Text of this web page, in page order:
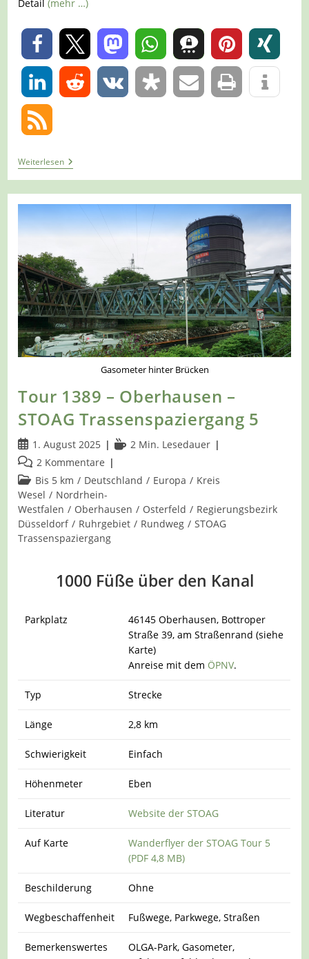
Detail(mehr …)
0
0
WeiterlesenTour
1391
–
Oberhausen
–
STOAG
Trassenspaziergang
Gasometer hinter Brücken
Tour 1389 – Oberhausen –
STOAG Trassenspaziergang 5
Beitrag
veröffentlicht:
1. August 2025 Lesedauer:
2 Min. Lesedauer
Beitrags-
Kommentare:
2 Kommentare
Beitrags-
Kategorie:
Bis 5 km / Deutschland / Europa / Kreis
Wesel / Nordrhein-
Westfalen / Oberhausen / Osterfeld / Regierungsbezirk
Düsseldorf / Ruhrgebiet / Rundweg / STOAG
Trassenspaziergang
1000 Füße über den Kanal
Parkplatz
46145 Oberhausen, Bottroper
Straße 39, am Straßenrand (siehe
Karte)
Anreise mit dem ÖPNV.
Typ Strecke
Länge 2,8 km
Schwierigkeit Einfach
Höhenmeter Eben
Literatur Website der STOAG
Auf Karte
Wanderflyer der STOAG Tour 5
(PDF 4,8 MB)
Beschilderung Ohne
Wegbeschaffenheit Fußwege, Parkwege, Straßen
Bemerkenswertes
OLGA-Park, Gasometer,